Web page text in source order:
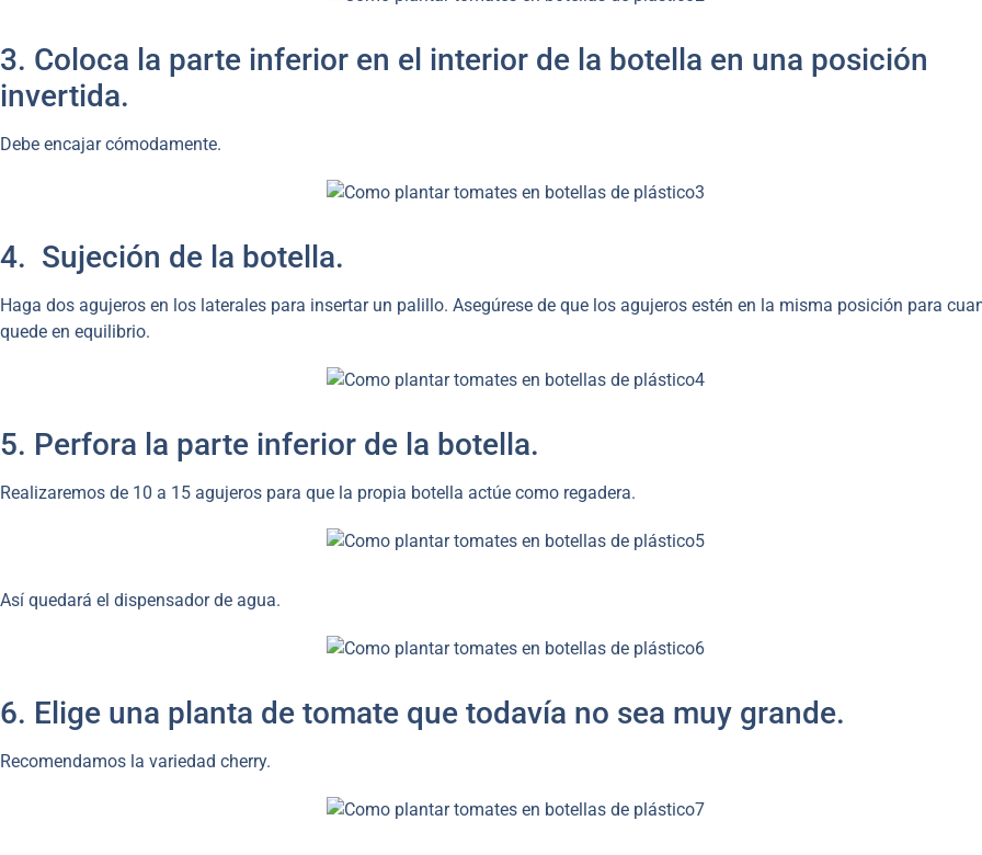
3. Coloca la parte inferior en el interior de la botella en una posición
invertida.
Debe encajar cómodamente.
4. Sujeción de la botella.
Haga dos agujeros en los laterales para insertar un palillo. Asegúrese de que los agujeros estén en la misma posición para
quede en equilibrio.
5. Perfora la parte inferior de la botella.
Realizaremos de 10 a 15 agujeros para que la propia botella actúe como regadera.
Así quedará el dispensador de agua.
6. Elige una planta de tomate que todavía no sea muy grande.
Recomendamos la variedad cherry.